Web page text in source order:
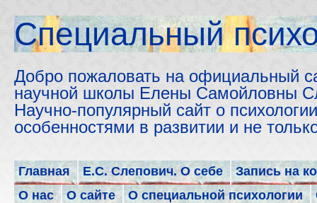
Cпециальный
Добро пожаловать на официальный
научной школы Елены Самойловны
Научно-популярный сайт о
особенностями в развитии и не
Главная Е.С. Слепович. О себе
Запись на
О нас
О сайте О специальной психологии